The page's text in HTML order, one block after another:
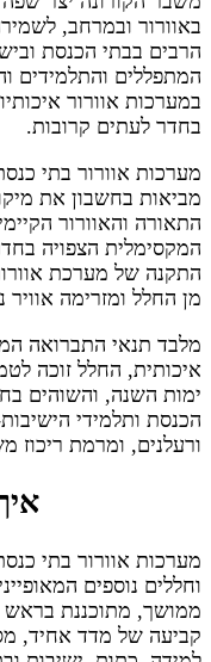
באוורור ובמרחב,
הרבים בבתי הכנסת
המתפללים והתלמידים
במערכות אוורור
בחדר לעתים קרובות.
מערכות אוורור בתי
מביאות בחשבון את
התאורה והאוורור
המקסימלית הצפויה
התקנה של מערכת
מן החלל ומזרימה
מלבד תנאי התברואה
איכותית, החלל זוכה
ימות השנה, והשוהים
הכנסת ותלמידי
ורעלנים, ומרמת ריכוז
מערכות אוורור בתי
וחללים נוספים
ממושך, מתוכננת בראש
קביעה של מדד אחיד,